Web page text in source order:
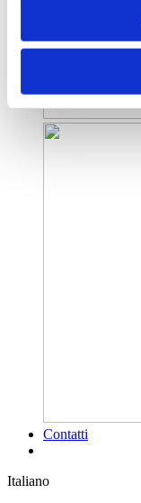
Contatti
Italiano